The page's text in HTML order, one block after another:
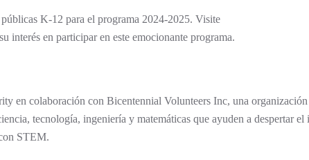
K-12 para el programa 2024-2025. Visite
interés en participar en este emocionante programa.
en colaboración con Bicentennial Volunteers Inc, una
tecnología, ingeniería y matemáticas que ayuden a despertar el
STEM.